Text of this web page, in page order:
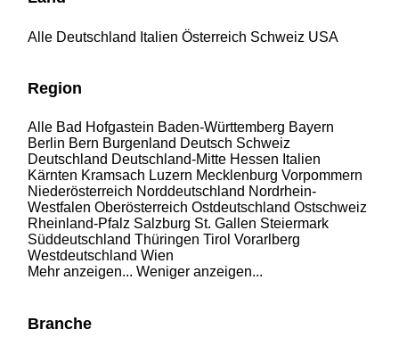
Alle Deutschland Italien Österreich Schweiz USA
Region
Alle Bad Hofgastein Baden-Württemberg Bayern
Berlin Bern Burgenland Deutsch Schweiz
Deutschland Deutschland-Mitte Hessen Italien
Kärnten Kramsach Luzern Mecklenburg Vorpommern
Niederösterreich Norddeutschland Nordrhein-
Westfalen Oberösterreich Ostdeutschland Ostschweiz
Rheinland-Pfalz Salzburg St. Gallen Steiermark
Süddeutschland Thüringen Tirol Vorarlberg
Westdeutschland Wien
Mehr anzeigen... Weniger anzeigen...
Branche